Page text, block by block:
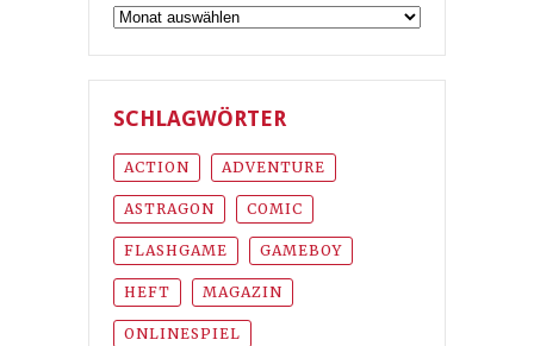
Archiv
SCHLAGWÖRTER
ACTION ADVENTURE
ASTRAGON COMIC
FLASHGAME GAMEBOY
HEFT MAGAZIN
ONLINESPIEL